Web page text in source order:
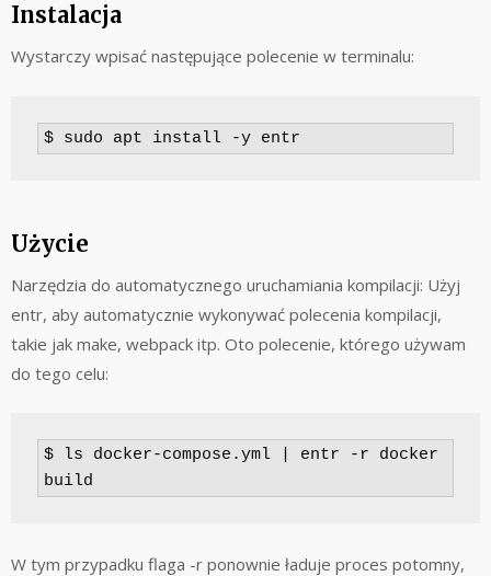
Instalacja
Wystarczy wpisać następujące polecenie w terminalu:
$ sudo apt install -y entr
Użycie
Narzędzia do automatycznego uruchamiania kompilacji: Użyj
entr, aby automatycznie wykonywać polecenia kompilacji,
takie jak make, webpack itp. Oto polecenie, którego używam
do tego celu:
$ ls docker-compose.yml | entr -r docker
build
W tym przypadku flaga -r ponownie ładuje proces potomny,